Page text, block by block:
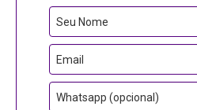
Seu Nome
Email
Whatsapp (opcional)